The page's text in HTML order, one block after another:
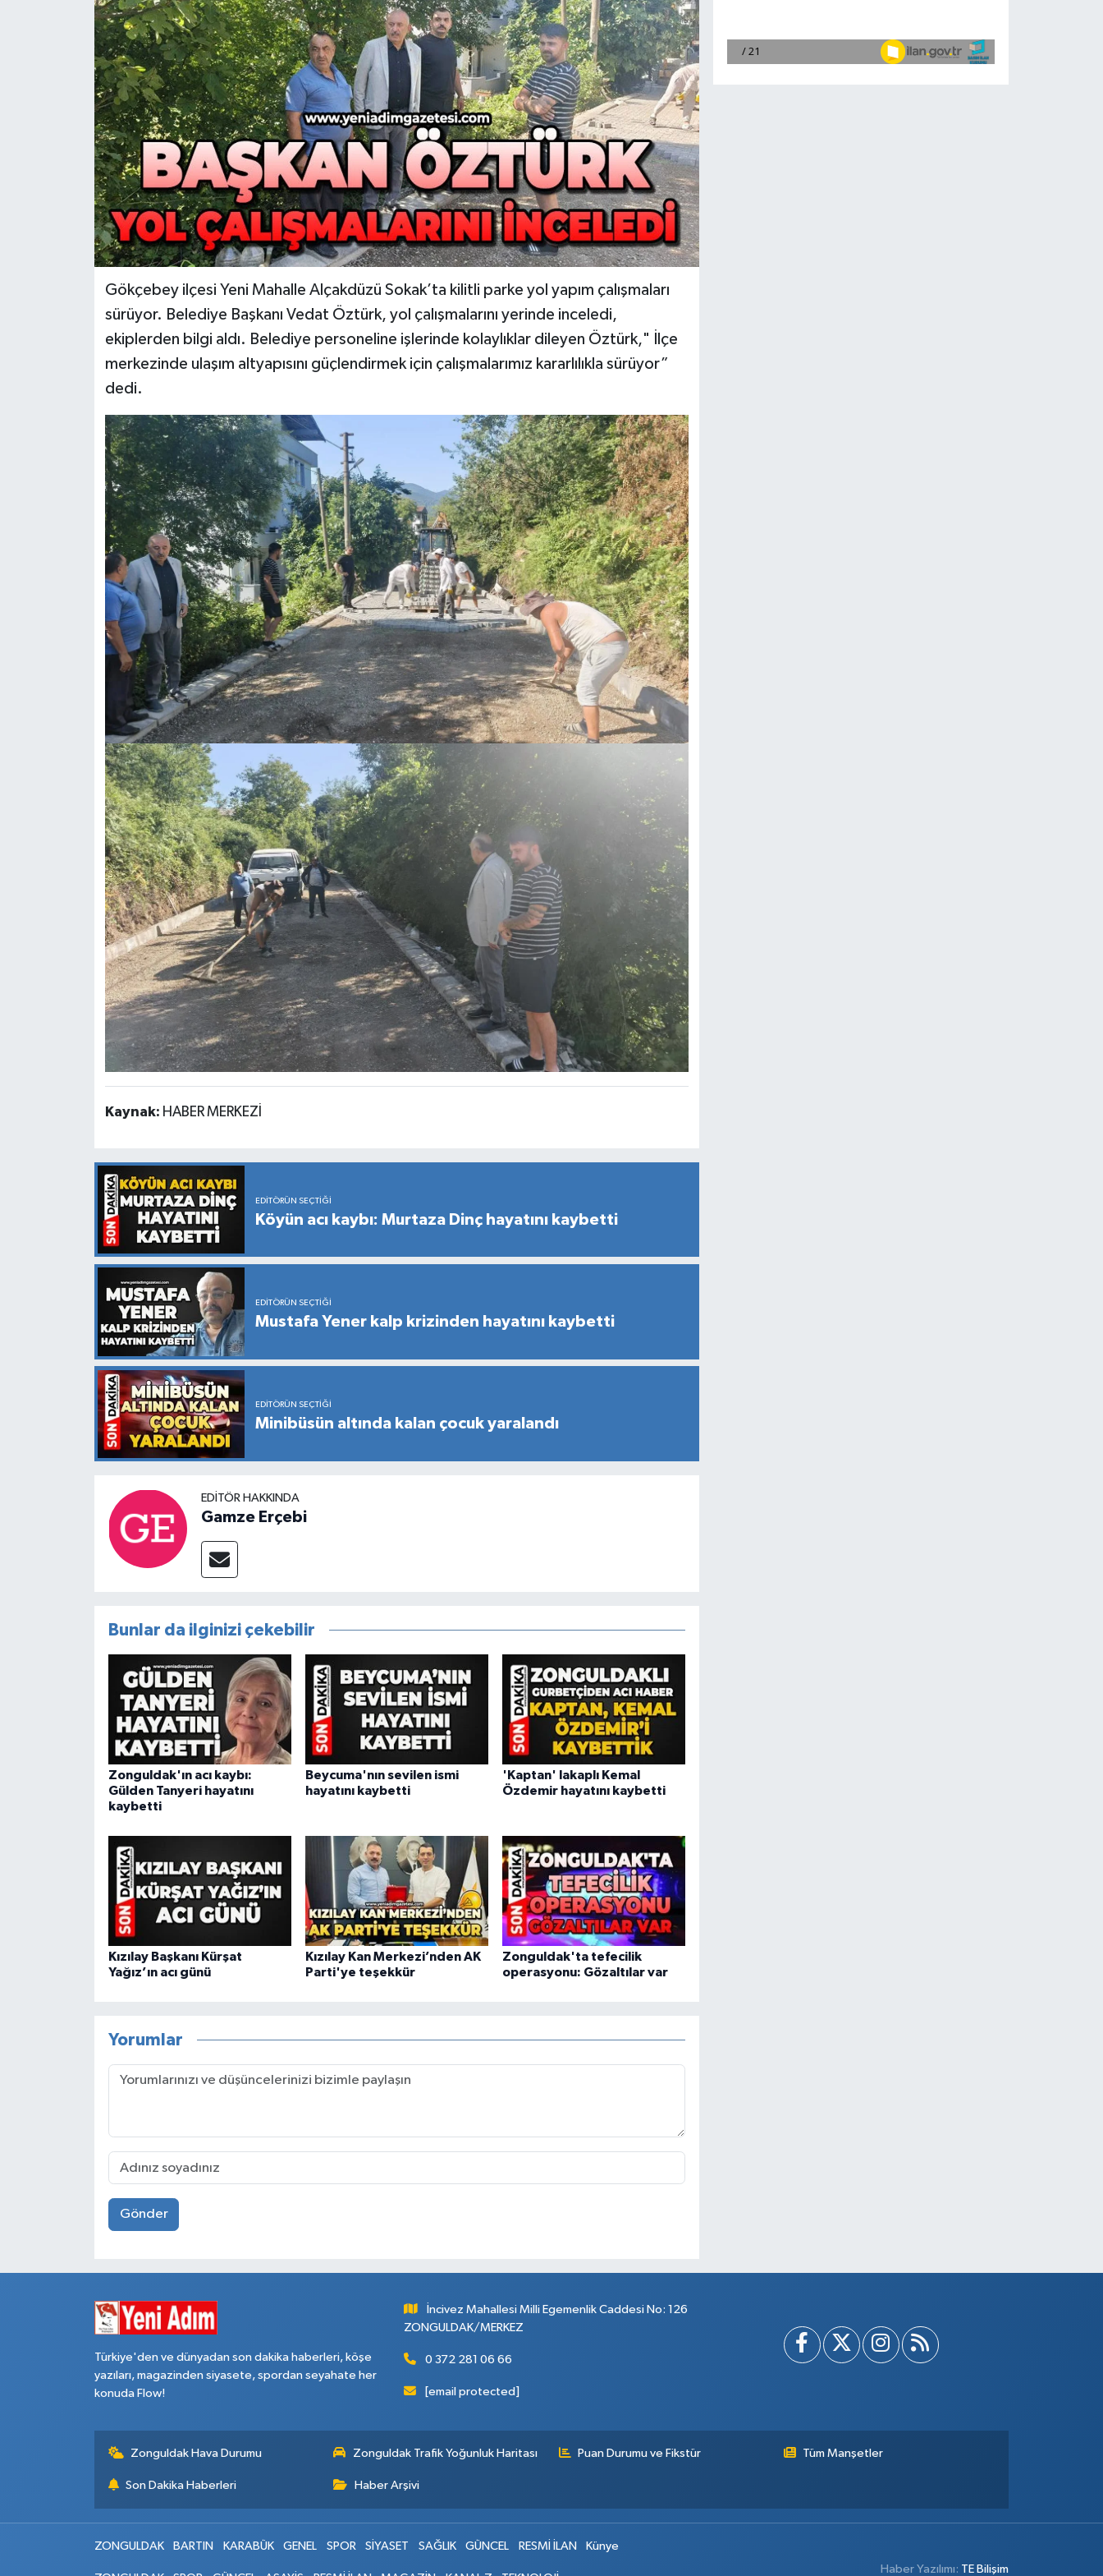
Gökçebey ilçesi Yeni Mahalle Alçakdüzü Sokak’ta kilitli parke yol yapım çalışmaları
sürüyor. Belediye Başkanı Vedat Öztürk, yol çalışmalarını yerinde inceledi,
ekiplerden bilgi aldı. Belediye personeline işlerinde kolaylıklar dileyen Öztürk," İlçe
merkezinde ulaşım altyapısını güçlendirmek için çalışmalarımız kararlılıkla sürüyor”
dedi.
Kaynak: HABER MERKEZİ
EDITÖRÜN SEÇTIĞI
Köyün acı kaybı: Murtaza Dinç hayatını kaybetti
EDITÖRÜN SEÇTIĞI
Mustafa Yener kalp krizinden hayatını kaybetti
EDITÖRÜN SEÇTIĞI
Minibüsün altında kalan çocuk yaralandı
EDITÖR HAKKINDA
Gamze Erçebi
Bunlar da ilginizi çekebilir
Zonguldak'ın acı kaybı:
Gülden Tanyeri hayatını
kaybetti
Beycuma'nın sevilen ismi
hayatını kaybetti
'Kaptan' lakaplı Kemal
Özdemir hayatını kaybetti
Kızılay Başkanı Kürşat
Yağız’ın acı günü
Kızılay Kan Merkezi’nden AK
Parti'ye teşekkür
Zonguldak'ta tefecilik
operasyonu: Gözaltılar var
Yorumlar
Gönder
Türkiye'den ve dünyadan son dakika haberleri, köşe
yazıları, magazinden siyasete, spordan seyahate her
konuda Flow!
İncivez Mahallesi Milli Egemenlik Caddesi No: 126
ZONGULDAK/MERKEZ
0 372 281 06 66
[email protected]
Zonguldak Hava Durumu Zonguldak Trafik Yoğunluk Haritası Puan Durumu ve Fikstür Tüm Manşetler
Son Dakika Haberleri Haber Arşivi
ZONGULDAK BARTIN KARABÜK GENEL SPOR SİYASET SAĞLIK GÜNCEL RESMİ İLAN Künye
Haber Yazılımı: TE Bilişim
RESMİ İLAN